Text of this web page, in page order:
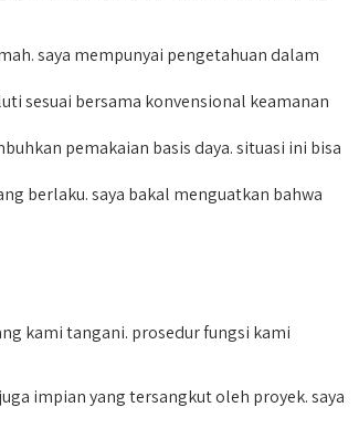
saya mempunyai pengetahuan dalam
sesuai bersama konvensional keamanan
pemakaian basis daya. situasi ini bisa
berlaku. saya bakal menguatkan bahwa
kami tangani. prosedur fungsi kami
impian yang tersangkut oleh proyek. saya